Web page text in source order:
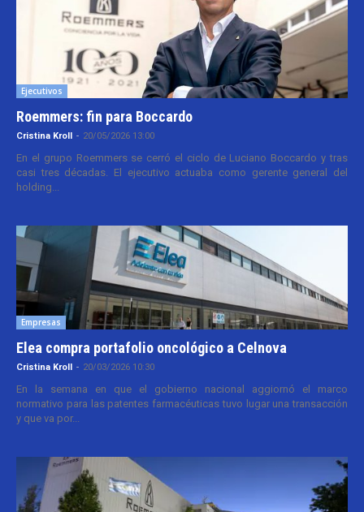
Ejecutivos
Roemmers: fin para Boccardo
Cristina Kroll - 20/05/2026 13:00
En el grupo Roemmers se cerró el ciclo de Luciano Boccardo y tras
casi tres décadas. El ejecutivo actuaba como gerente general del
holding...
Empresas
Elea compra portafolio oncológico a Celnova
Cristina Kroll - 20/03/2026 10:30
En la semana en que el gobierno nacional aggiornó el marco
normativo para las patentes farmacéuticas tuvo lugar una transacción
y que va por...